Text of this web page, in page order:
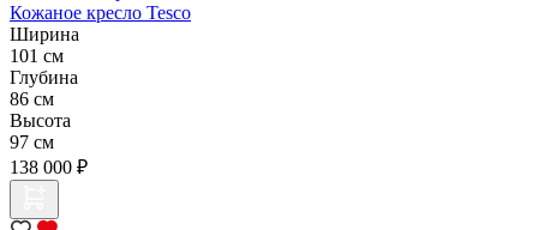
Кожаное кресло Tesco
Ширина
101 см
Глубина
86 см
Высота
97 см
138 000 ₽